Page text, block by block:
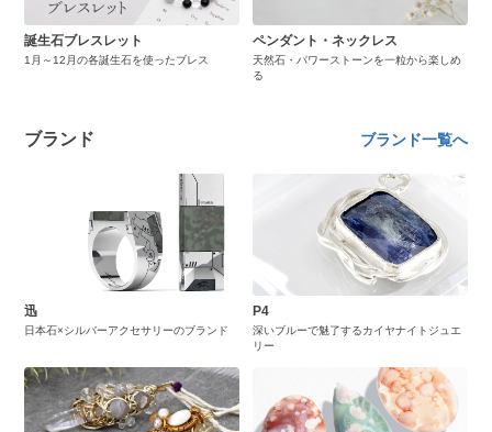
誕生石ブレスレット
1月～12月の各誕生石を使ったブレス
ペンダント・ネックレス
天然石・パワーストーンを一粒から楽しめ
る
ブランド ブランド一覧へ
迅
日本石×シルバーアクセサリーのブランド
P4
深いブルーで魅了するカイヤナイトジュエ
リー